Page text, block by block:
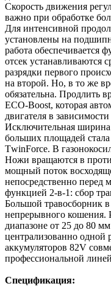
Скорость движения
важно при обработке
Для интенсивной
установлены на
работа обеспечивается
отсек устанавливаются
разрядки первого
на второй. Но, в то же
обязательна. Продлить
ECO-Boost, которая
двигателя в
Исключительная
больших площадей
ТwinForсe. В
Ножи вращаются в
мощный поток
непосредственно перед
функцией 2-в-1: сбор
Большой травосборник
непрерывного кошения.
диапазоне от 25 до 80
централизованно одной
аккумуляторов 82V
профессиональной
Спецификация: